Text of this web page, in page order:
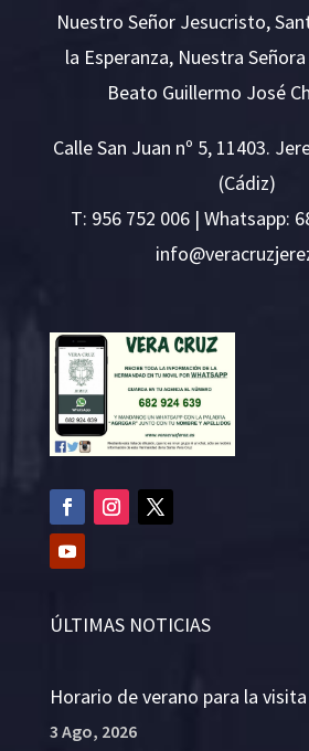
Nuestro Señor Jesucristo,
la Esperanza, Nuestra
Beato Guillermo José
Calle San Juan nº 5, 11403.
(Cádiz)
T: 956 752 006 | Whatsapp:
rejzu
rcare
v@ofn
i
ÚLTIMAS NOTICIAS
Horario de verano para la
3 Ago, 2026